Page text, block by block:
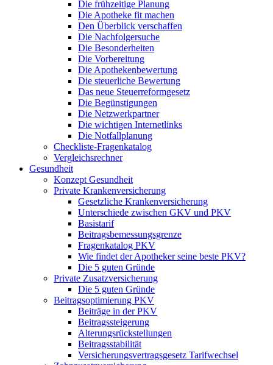
Die frühzeitige Planung
Die Apotheke fit machen
Den Überblick verschaffen
Die Nachfolgersuche
Die Besonderheiten
Die Vorbereitung
Die Apothekenbewertung
Die steuerliche Bewertung
Das neue Steuerreformgesetz
Die Begünstigungen
Die Netzwerkpartner
Die wichtigen Internetlinks
Die Notfallplanung
Checkliste-Fragenkatalog
Vergleichsrechner
Gesundheit
Konzept Gesundheit
Private Krankenversicherung
Gesetzliche Krankenversicherung
Unterschiede zwischen GKV und PKV
Basistarif
Beitragsbemessungsgrenze
Fragenkatalog PKV
Wie findet der Apotheker seine beste PKV?
Die 5 guten Gründe
Private Zusatzversicherung
Die 5 guten Gründe
Beitragsoptimierung PKV
Beiträge in der PKV
Beitragssteigerung
Alterungsrückstellungen
Beitragsstabilität
Versicherungsvertragsgesetz Tarifwechsel